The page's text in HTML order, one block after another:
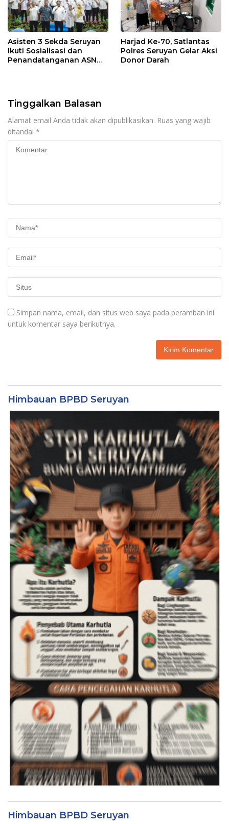
Asisten 3 Sekda Seruyan
Ikuti Sosialisasi dan
Penandatanganan ASN
Harjad Ke-70, Satlantas
Polres Seruyan Gelar Aksi
Donor Darah
Tinggalkan Balasan
Alamat email Anda tidak akan dipublikasikan. Ruas yang wajib
ditandai *
Simpan nama, email, dan situs web saya pada peramban ini
untuk komentar saya berikutnya.
Himbauan BPBD Seruyan
Himbauan BPBD Seruyan